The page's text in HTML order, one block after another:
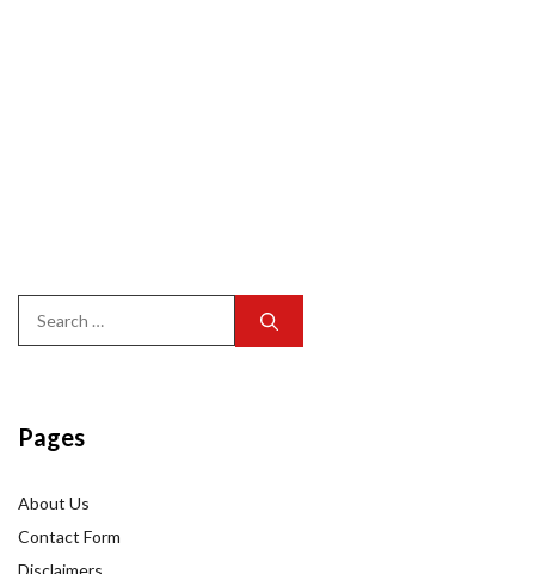
for:
Pages
About Us
Contact Form
Disclaimers